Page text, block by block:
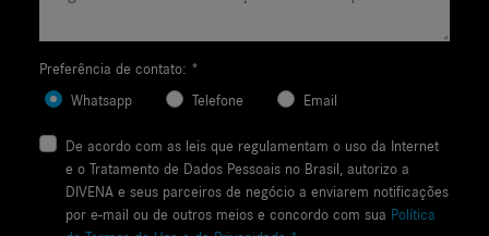
Preferência de contato: *
Whatsapp Telefone Email
De acordo com as leis que regulamentam o uso da Internet
e o Tratamento de Dados Pessoais no Brasil, autorizo a
DIVENA e seus parceiros de negócio a enviarem notificações
por e-mail ou de outros meios e concordo com sua Política